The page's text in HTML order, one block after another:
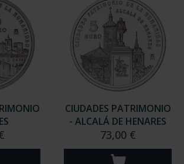
CIUDADES PATRIMONIO
- ALCALÁ DE HENARES
73,00 €